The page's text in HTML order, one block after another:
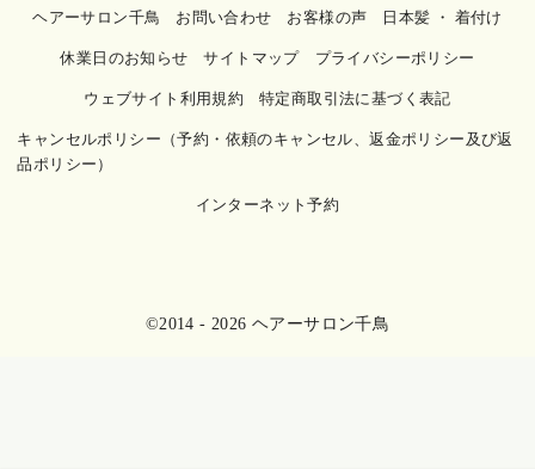
ヘアーサロン千鳥 お問い合わせ お客様の声 日本髪 ・ 着付け
休業日のお知らせ サイトマップ プライバシーポリシー
ウェブサイト利用規約 特定商取引法に基づく表記
キャンセルポリシー（予約・依頼のキャンセル、返金ポリシー及び返
品ポリシー）
インターネット予約
©2014 - 2026 ヘアーサロン千鳥